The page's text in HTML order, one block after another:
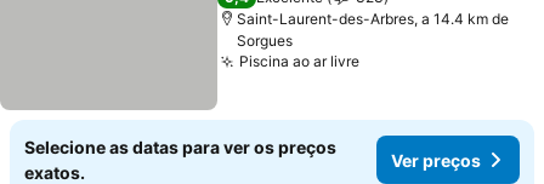
Saint-Laurent-des-Arbres, a 14.4 km de
Sorgues
Piscina ao ar livreVer preços
Selecione as datas para ver os preços
exatos.
Ver preços